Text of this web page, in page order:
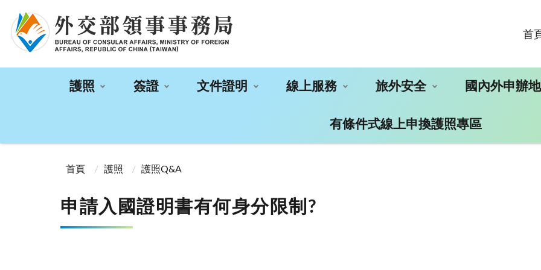
首
護照 簽證 文件證明 線上服務 旅外安全 國內外申辦
有條件式線上申換護照專區
首頁
護照 護照Q&A
申請入國證明書有何身分限制?